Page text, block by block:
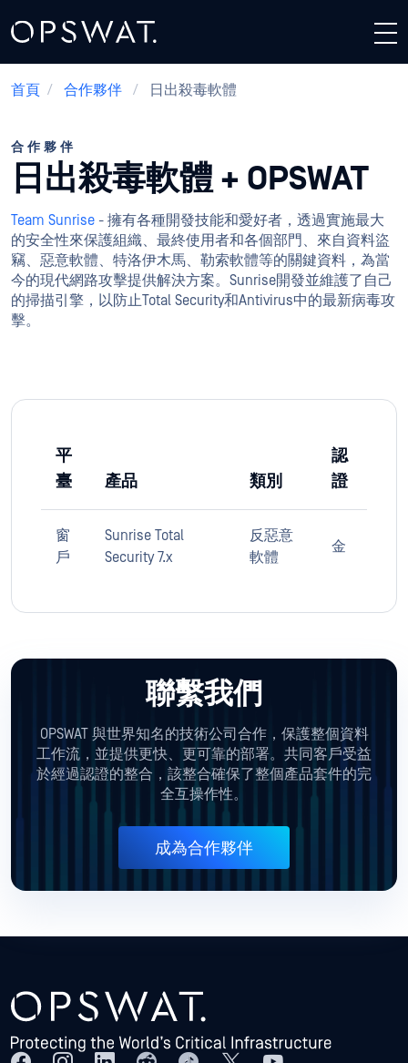
首頁 / 合作夥伴 / 日出殺毒軟體
合作夥伴
日出殺毒軟體 + OPSWAT
Team Sunrise - 擁有各種開發技能和愛好者，透過實施最大
的安全性來保護組織、最終使用者和各個部門、來自資料盜
竊、惡意軟體、特洛伊木馬、勒索軟體等的關鍵資料，為當
今的現代網路攻擊提供解決方案。Sunrise開發並維護了自己
的掃描引擎，以防止Total Security和Antivirus中的最新病毒攻
擊。
平
臺
產品 類別
認
證
窗
戶
Sunrise Total
Security 7.x
反惡意
軟體
金
聯繫我們
OPSWAT 與世界知名的技術公司合作，保護整個資料
工作流，並提供更快、更可靠的部署。共同客戶受益
於經過認證的整合，該整合確保了整個產品套件的完
全互操作性。
成為合作夥伴